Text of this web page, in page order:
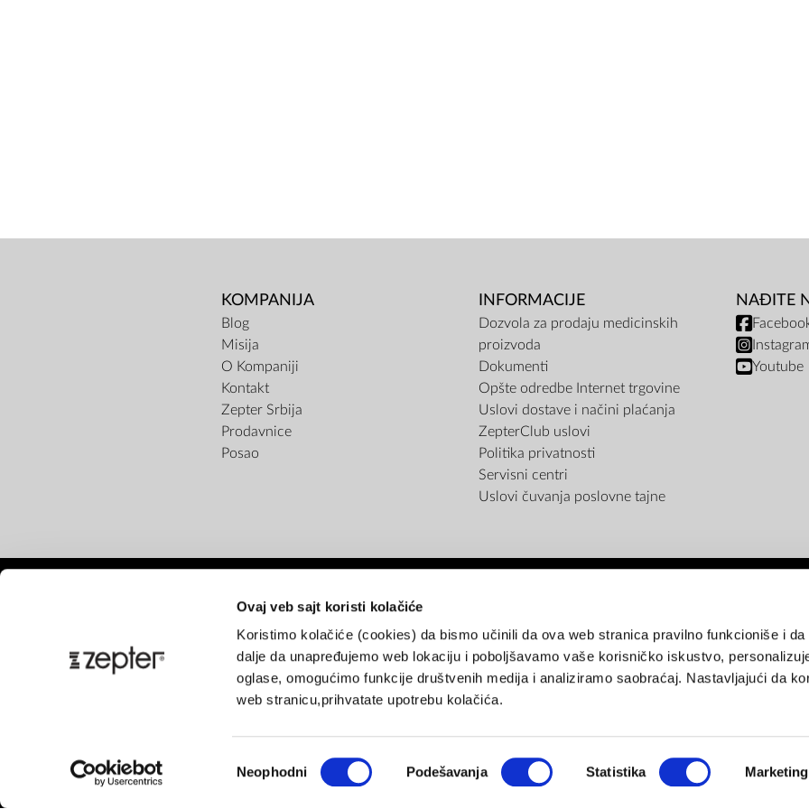
Ovaj veb sajt koristi kolačiće
Koristimo kolačiće (cookies) da bismo učinili da ova web stranica pravilno funkcioniše i da
dalje da unapređujemo web lokaciju i poboljšavamo vaše korisničko iskustvo,
oglase, omogućimo funkcije društvenih medija i analiziramo saobraćaj. Nastavljajući da
web stranicu,prihvatate upotrebu kolačića.
сагласности
Neophodni Podešavanja Statistika Marketing
KOMPANIJA
Blog
Misija
O Kompaniji
Kontakt
Zepter Srbija
Prodavnice
Posao
INFORMACIJE
Dozvola za prodaju medicinskih
proizvoda
Dokumenti
Opšte odredbe Internet trgovine
Uslovi dostave i načini plaćanja
ZepterClub uslovi
Politika privatnosti
Servisni centri
Uslovi čuvanja poslovne tajne
NAĐITE
Youtube
Platne kartice (do 12 rata bez kamate)Pouzećem GotovinaRate
NAČINI ISPORUKE